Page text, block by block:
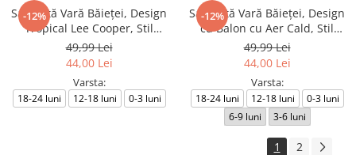
-12%
Salopetă Vară Băieței, Design
Tropical Lee Cooper, Stil
Sportiv
49,99 Lei
44,00 Lei
Varsta:
18-24 luni 12-18 luni 0-3 luni
-12%
Salopetă Vară Băieței, Design
cu Balon cu Aer Cald, Stil
Aventurier
49,99 Lei
44,00 Lei
Varsta:
18-24 luni 12-18 luni
0-3 luni
6-9 luni
3-6 luni
1 2